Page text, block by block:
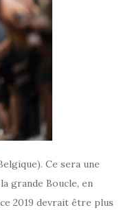
Ce sera une
grande Boucle, en
2019 devrait être plus